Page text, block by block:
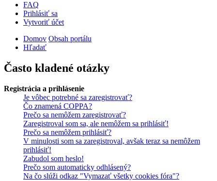
FAQ
Prihlásiť sa
Vytvoriť účet
Domov Obsah portálu
Hľadať
Často kladené otázky
Registrácia a prihlásenie
Je vôbec potrebné sa zaregistrovať?
Čo znamená COPPA?
Prečo sa nemôžem zaregistrovať?
Zaregistroval som sa, ale nemôžem sa prihlásiť!
Prečo sa nemôžem prihlásiť?
V minulosti som sa zaregistroval, avšak teraz sa nemôžem
prihlásiť!
Zabudol som heslo!
Prečo som automaticky odhlásený?
Na čo slúži odkaz "Vymazať všetky cookies fóra"?